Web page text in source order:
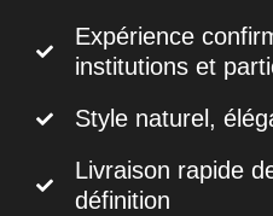
Expérience
institutions et
Style naturel,
Livraison rapide
définition